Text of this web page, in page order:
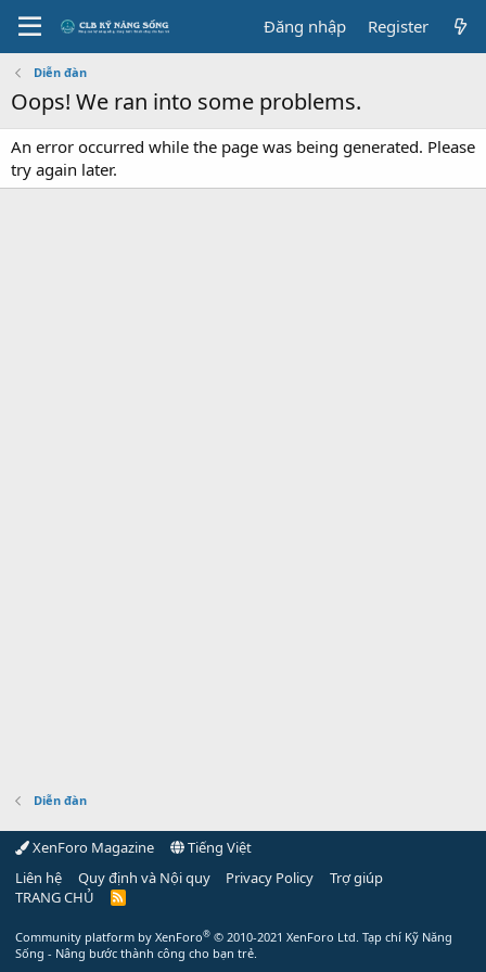
Đăng nhập Register
Diễn đàn
Oops! We ran into some problems.
An error occurred while the page was being generated. Please
try again later.
Diễn đàn
XenForo Magazine
Tiếng Việt
Liên hệ
Quy định và Nội quy Privacy Policy
Trợ giúp
TRANG CHỦ
R
Community platform by XenForo® © 2010-2021 XenForo Ltd. Tạp chí Kỹ Năng
Sống - Nâng bước thành công cho bạn trẻ.